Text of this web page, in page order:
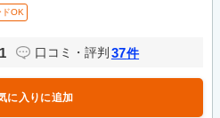
ドOK
口コミ・評判 37件
に入りに追加